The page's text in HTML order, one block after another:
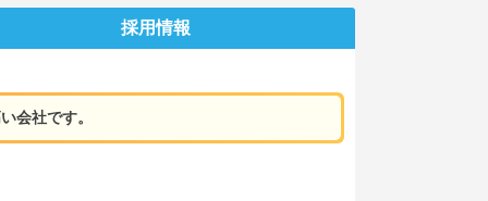
採用情報
会社です。